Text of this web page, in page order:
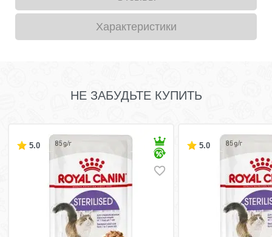
Характеристики
НЕ ЗАБУДЬТЕ КУПИТЬ
5.0 5.0